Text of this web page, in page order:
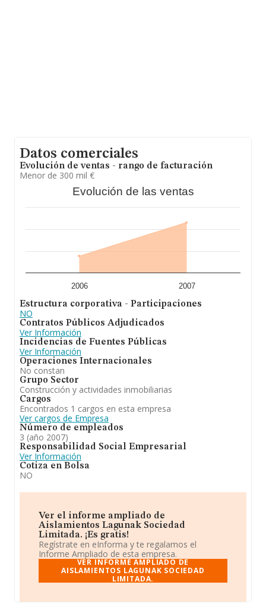
Datos comerciales
Evolución de ventas - rango de facturación
Menor de 300 mil €
Evolución de las ventas
2006 2007
Estructura corporativa - Participaciones
NO
Contratos Públicos Adjudicados
Ver Información
Incidencias de Fuentes Públicas
Ver Información
Operaciones Internacionales
No constan
Grupo Sector
Construcción y actividades inmobiliarias
Cargos
Encontrados 1 cargos en esta empresa
Ver cargos de Empresa
Número de empleados
3 (año 2007)
Responsabilidad Social Empresarial
Ver Información
Cotiza en Bolsa
NO
Ver el informe ampliado de
Aislamientos Lagunak Sociedad
Limitada. ¡Es gratis!
Regístrate en eInforma y te regalamos el
Informe Ampliado de esta empresa.
VER INFORME AMPLIADO DE
AISLAMIENTOS LAGUNAK SOCIEDAD
LIMITADA.